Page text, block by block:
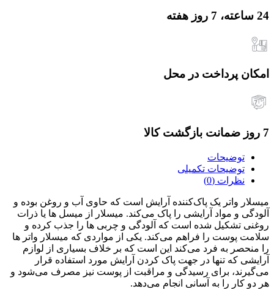
24 ساعته، 7 روز هفته
امکان پرداخت در محل
7 روز ضمانت بازگشت کالا
توضیحات
توضیحات تکمیلی
نظرات (0)
میسلار واتر یک پاک‌کننده آرایش است که حاوی آب و روغن بوده و
آلودگی و مواد آرایشی را پاک می‌کند. میسلار از میسل ها یا ذرات
روغنی تشکیل شده است که آلودگی و چربی ها را جذب کرده و
سلامت پوست را فراهم می‌کند. یکی از مواردی که میسلار واتر ها
را منحصر به فرد می‌کند این است که بر خلاف بسیاری از لوازم
آرایشی که تنها در جهت پاک کردن آرایش مورد استفاده قرار
می‌گیرند، برای رسیدگی و مراقبت از پوست نیز مصرف می‌شود و
هر دو کار را به آسانی انجام می‌دهد.